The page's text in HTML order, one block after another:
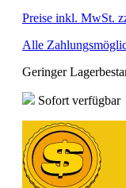
Preise inkl. MwSt.
Alle
Geringer
Sofort verfügbar